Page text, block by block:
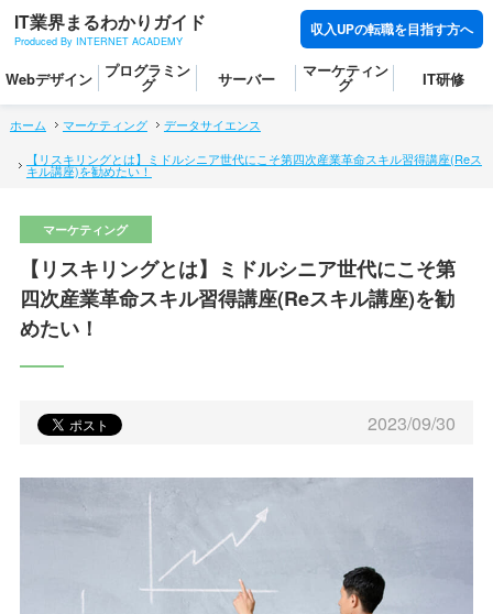
IT業界まるわかりガイド
Produced By INTERNET ACADEMY
収入UPの転職を目指す方へ
Webデザイン プログラミン
グ サーバー マーケティン
グ IT研修
ホーム マーケティング
データサイエンス
【リスキリングとは】ミドルシニア世代にこそ第四次産業革命スキル習得講座(Reス
キル講座)を勧めたい！
【リスキリングとは】ミドルシニア世代にこそ第
四次産業革命スキル習得講座(Reスキル講座)を勧
めたい！
2023/09/30